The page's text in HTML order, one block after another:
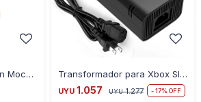
Peluche Capibara con Mochila 35CM Transformador para Xbox Slim
UYU 1.057 UYU 1.277 17